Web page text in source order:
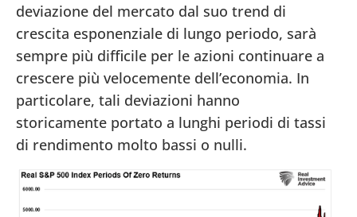
deviazione del mercato dal suo trend di
crescita esponenziale di lungo periodo, sarà
sempre più difficile per le azioni continuare a
crescere più velocemente dell’economia. In
particolare, tali deviazioni hanno
storicamente portato a lunghi periodi di tassi
di rendimento molto bassi o nulli.